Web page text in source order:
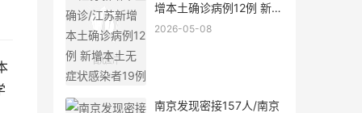
增本土确诊病例12例 新增
本土无症状感染者19例
2026-05-08
南京发现密接157人/南京